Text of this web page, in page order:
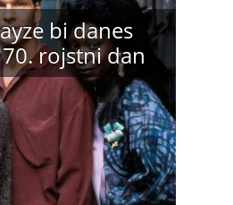
bi danes
rojstni dan